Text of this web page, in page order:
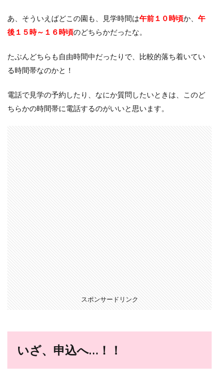
あ、そういえばどこの園も、見学時間は午前１０時頃か、 午
後１５時～１６時頃のどちらかだったな。
たぶんどちらも自由時間中だったりで、比較的落ち着いてい
る時間帯なのかと！
電話で見学の予約したり、なにか質問したいときは、このど
ちらかの時間帯に電話するのがいいと思います。
スポンサードリンク
いざ、申込へ…！！